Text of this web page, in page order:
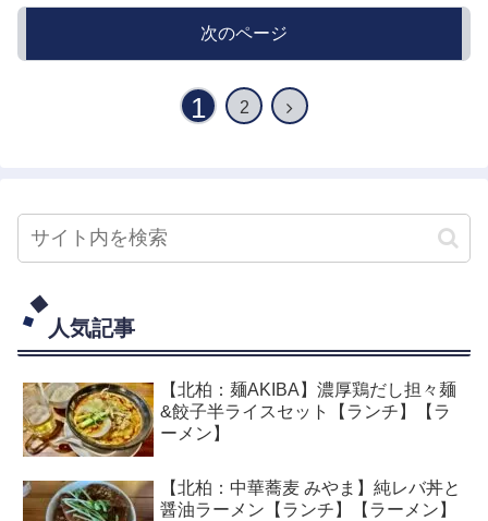
次のページ
1 2
人気記事
【北柏：麺AKIBA】濃厚鶏だし担々麺
&餃子半ライスセット【ランチ】【ラ
ーメン】
【北柏：中華蕎麦 みやま】純レバ丼と
醤油ラーメン【ランチ】【ラーメン】